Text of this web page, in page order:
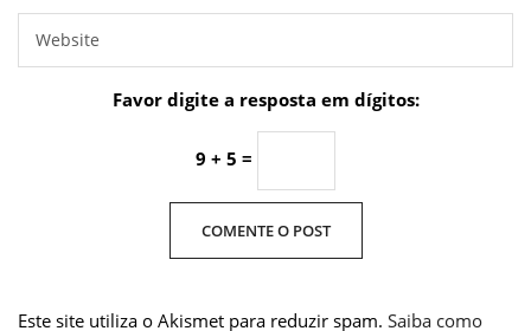
Favor digite a resposta em dígitos:
9 + 5 =
Este site utiliza o Akismet para reduzir spam. Saiba como